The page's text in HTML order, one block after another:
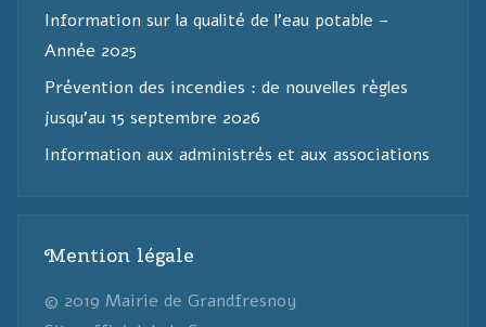
Information sur la qualité de l’eau potable –
Année 2025
Prévention des incendies : de nouvelles règles
jusqu’au 15 septembre 2026
Information aux administrés et aux associations
Mention légale
© 2019 Mairie de Grandfresnoy